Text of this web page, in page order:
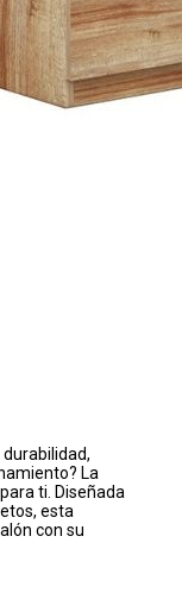
La
ti. Diseñada
esta
con su